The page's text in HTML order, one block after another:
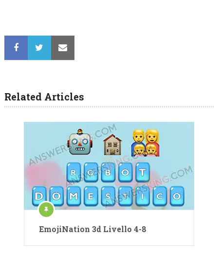
Related Articles
EmojiNation 3d Livello 4-8